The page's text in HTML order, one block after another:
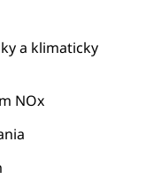
a klimaticky
NOx